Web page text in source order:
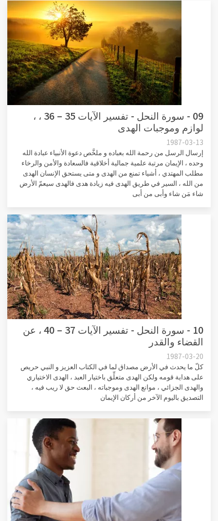
09 - سورة النحل - تفسير الآيات 35 – 36 ، ،
لوازم وموجبات الهدى
1987-03-13
إرسال الرسل من رحمة الله بعباده و ملخَّص دعوة الأنبياء عبادة الله
وحده ، الإيمان مرتبة علمية جمالية أخلاقية فالسعادة والأمن والرخاء
مطلب المهتدي ، أشياء تمنع من الهدى و متى يستحق الإنسان الهدى
من الله ، السير في طريق الهدى فيه زيادة هدى فالهدى سيعمّ الأرض
شاء مَن شاء وأبى من أبى
10 - سورة النحل - تفسير الآيات 37 – 40 ، عن
القضاء والقدر
1987-03-20
كلّ ما يحدث في الأرض مصداق لما في الكتاب العزيز و النبي حريص
على هداية قومه ولكن الهدى متعلِّق باختيار العبد ، الهدى الاختياري
والهدى الجزائي ، موانع الهدى وموجباته ، البعث حق لا ريب فيه ،
التصديق باليوم الآخر من أركان الإيمان